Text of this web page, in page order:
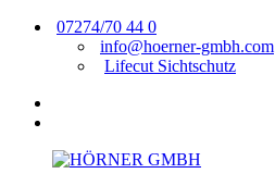
Zum
07274/70 44 0
info@hoerner-gmbh.com
Lifecut Sichtschutz